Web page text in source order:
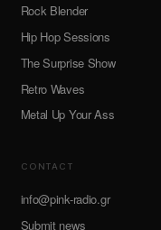
Rock Blender
Hip Hop Sessions
The Surprise Show
Retro Waves
Metal Up Your Ass
CONTACT
info@pink-radio.gr
Submit news